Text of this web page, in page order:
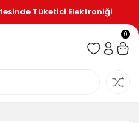
Tüketici Elektroniği
0